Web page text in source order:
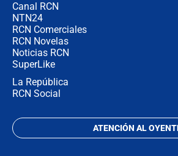
Canal RCN
NTN24
RCN Comerciales
RCN Novelas
Noticias RCN
SuperLike
La República
RCN Social
ATENCIÓN AL